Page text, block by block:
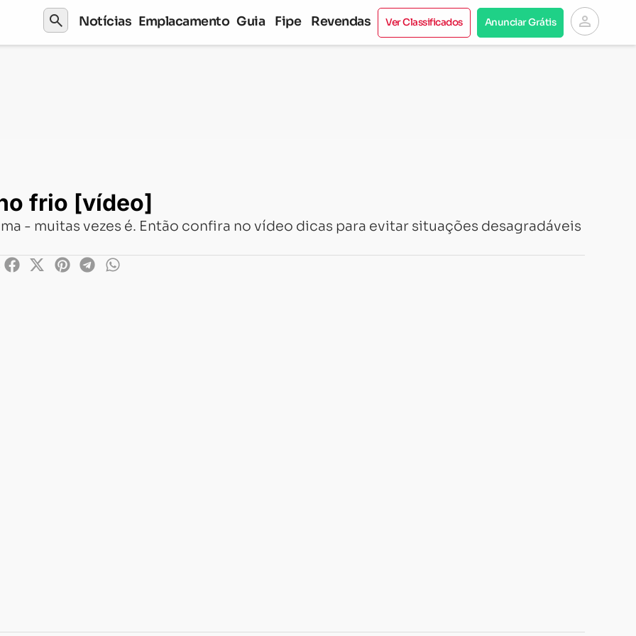
search Notícias Emplacamento Guia Fipe Revendas Ver Classificados Anunciar Grátis person
frio [vídeo]
- muitas vezes é. Então confira no vídeo dicas para evitar situações desagradáveis